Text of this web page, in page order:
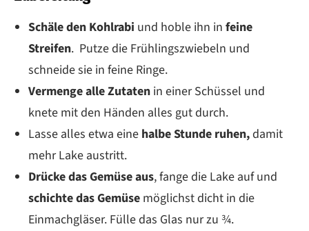
Schäle den Kohlrabi und hoble ihn in feine
Streifen. Putze die Frühlingszwiebeln und
schneide sie in feine Ringe.
Vermenge alle Zutaten in einer Schüssel und
knete mit den Händen alles gut durch.
Lasse alles etwa eine halbe Stunde ruhen,damit
mehr Lake austritt.
Drücke das Gemüse aus, fange die Lake auf und
schichte das Gemüse möglichst dicht in die
Einmachgläser. Fülle das Glas nur zu ¾.